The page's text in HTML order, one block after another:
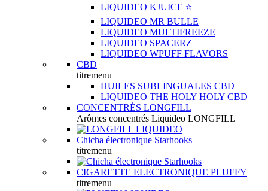
LIQUIDEO KJUICE ⭐️
LIQUIDEO MR BULLE
LIQUIDEO MULTIFREEZE
LIQUIDEO SPACERZ
LIQUIDEO WPUFF FLAVORS
CBD
titremenu
HUILES SUBLINGUALES CBD
LIQUIDEO THE HOLY HOLY CBD
CONCENTRÉS LONGFILL
Arômes concentrés Liquideo LONGFILL
Chicha électronique Starhooks
titremenu
CIGARETTE ELECTRONIQUE PLUFFY
titremenu